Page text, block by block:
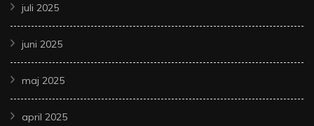
juli 2025
juni 2025
maj 2025
april 2025